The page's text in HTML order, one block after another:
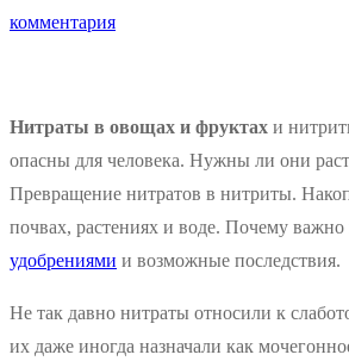
комментария
Нитраты в овощах и фруктах и
опасны для человека. Нужны ли они
Превращение нитратов в нитриты.
почвах, растениях и воде. Почему
удобрениями и возможные последствия.
Не так давно нитраты относили к
их даже иногда назначали как